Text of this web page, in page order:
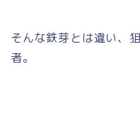
そんな鉄芽とは違い、
者。